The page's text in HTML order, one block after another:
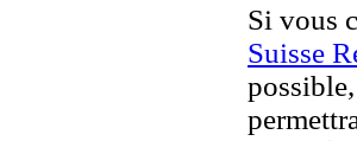
Si vous
Suisse